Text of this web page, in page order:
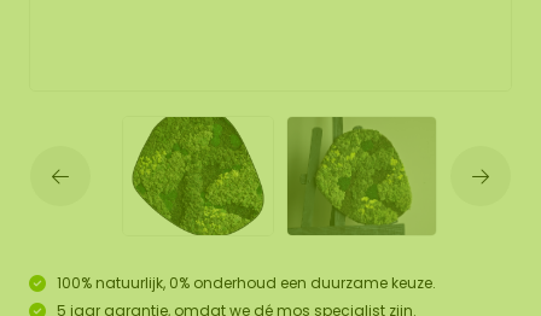
100% natuurlijk, 0% onderhoud een duurzame keuze.
5 jaar garantie, omdat we dé mos specialist zijn.